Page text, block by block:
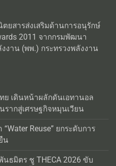
ยสารส่งเสริมด้านการอนุรักษ์
2011 จากกรมพัฒนา
าน (พพ.) กระทรวงพลังงาน
ย เดินหน้าผลักดันเอทานอล
รากสู่เศรษฐกิจหมุนเวียน
Reuse” ยกระดับการ
น
ธมิตร ชู THECA 2026 ขับ